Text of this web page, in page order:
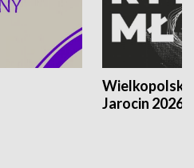
Jarocin 2026